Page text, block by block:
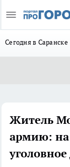
Сегодня в Саранске
Житель
армию: на
уголовное